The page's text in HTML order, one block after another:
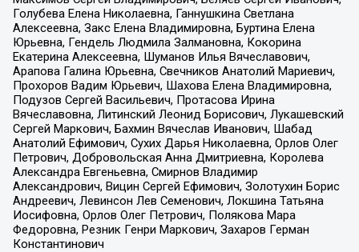
Голубева Елена Николаевна, Ганнушкина Светлана
Алексеевна, Закс Елена Владимировна, Буртина Елена
Юрьевна, Гендель Людмила Залмановна, Кокорина
Екатерина Алексеевна, Шуманов Илья Вячеславович,
Арапова Галина Юрьевна, Свечников Анатолий Мариевич,
Прохоров Вадим Юрьевич, Шахова Елена Владимировна,
Подузов Сергей Васильевич, Протасова Ирина
Вячеславовна, Литинский Леонид Борисович, Лукашевский
Сергей Маркович, Бахмин Вячеслав Иванович, Шабад
Анатолий Ефимович, Сухих Дарья Николаевна, Орлов Олег
Петрович, Добровольская Анна Дмитриевна, Королева
Александра Евгеньевна, Смирнов Владимир
Александрович, Вицин Сергей Ефимович, Золотухин Борис
Андреевич, Левинсон Лев Семенович, Локшина Татьяна
Иосифовна, Орлов Олег Петрович, Полякова Мара
Федоровна, Резник Генри Маркович, Захаров Герман
Константинович